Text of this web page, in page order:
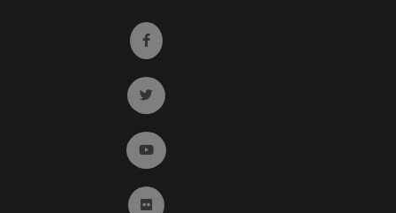
Ir a facebook (abre en ventana nueva)
Ir a twitter (abre en ventana nueva)
Ir a YouTube (abre en ventana nueva)
Ir a Flickr (abre en ventana nueva)